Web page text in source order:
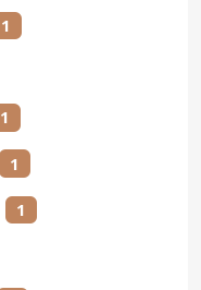
1
1
1
1